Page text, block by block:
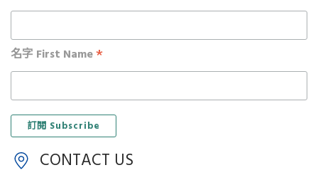
名字 First Name*
CONTACT US